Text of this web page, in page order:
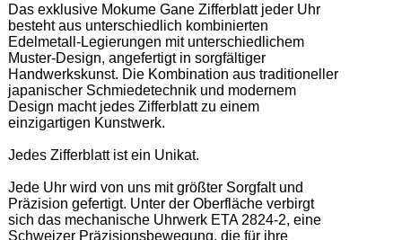
Das exklusive Mokume Gane Zifferblatt jeder Uhr
besteht aus unterschiedlich kombinierten
Edelmetall-Legierungen mit unterschiedlichem
Muster-Design, angefertigt in sorgfältiger
Handwerkskunst. Die Kombination aus traditioneller
japanischer Schmiedetechnik und modernem
Design macht jedes Zifferblatt zu einem
einzigartigen Kunstwerk.
Jedes Zifferblatt ist ein Unikat.
Jede Uhr wird von uns mit größter Sorgfalt und
Präzision gefertigt. Unter der Oberfläche verbirgt
sich das mechanische Uhrwerk ETA 2824-2, eine
Schweizer Präzisionsbewegung, die für ihre